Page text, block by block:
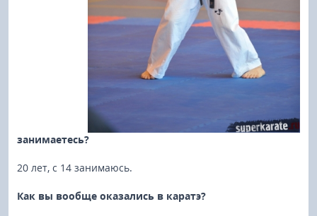
занимаетесь?
20 лет, с 14 занимаюсь.
Как вы вообще оказались в каратэ?